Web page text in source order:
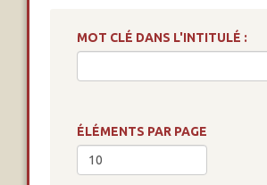
MOT CLÉ DANS L'INTITULÉ :
ÉLÉMENTS PAR PAGE